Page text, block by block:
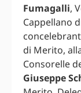
Fumagalli,
Cappellano
di Merito,
Consorelle
Giuseppe